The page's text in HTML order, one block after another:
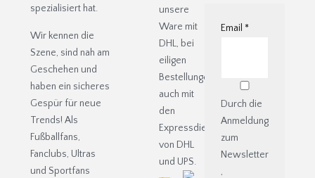
spezialisiert hat.
Wir kennen die
Szene, sind nah am
Geschehen und
haben ein sicheres
Gespür für neue
Trends! Als
Fußballfans,
Fanclubs, Ultras
und Sportfans
unsere
Ware mit
DHL, bei
eiligen
Bestellungen
auch mit
den
Expressdiensten
von DHL
und UPS.
Email *
Durch die
Anmeldung
zum
Newsletter
,